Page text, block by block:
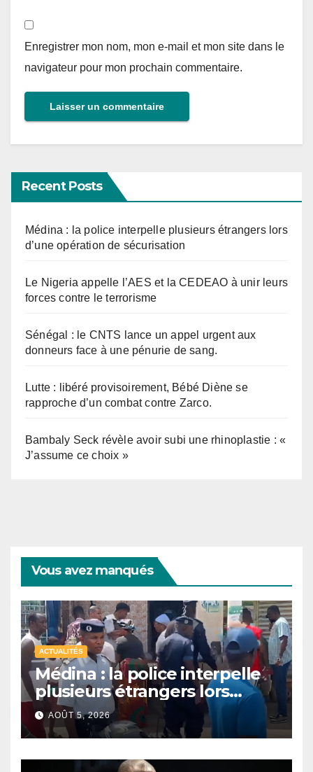
Enregistrer mon nom, mon e-mail et mon site dans le
navigateur pour mon prochain commentaire.
Recent Posts
Médina : la police interpelle plusieurs étrangers lors
d’une opération de sécurisation
Le Nigeria appelle l’AES et la CEDEAO à unir leurs
forces contre le terrorisme
Sénégal : le CNTS lance un appel urgent aux
donneurs face à une pénurie de sang.
Lutte : libéré provisoirement, Bébé Diène se
rapproche d’un combat contre Zarco.
Bambaly Seck révèle avoir subi une rhinoplastie : «
J’assume ce choix »
Vous avez manqués
ACTUALITÉS
Médina : la police interpelle
plusieurs étrangers lors
d’une opération de
sécurisation
AOÛT 5, 2026